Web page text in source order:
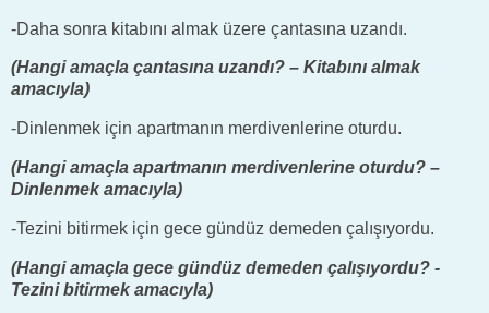
-Daha sonra kitabını almak üzere çantasına uzandı.
(Hangi amaçla çantasına uzandı? – Kitabını almak
amacıyla)
-Dinlenmek için apartmanın merdivenlerine oturdu.
(Hangi amaçla apartmanın merdivenlerine oturdu? –
Dinlenmek amacıyla)
-Tezini bitirmek için gece gündüz demeden çalışıyordu.
(Hangi amaçla gece gündüz demeden çalışıyordu? -
Tezini bitirmek amacıyla)